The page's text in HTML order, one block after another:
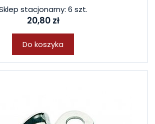
stacjonarny: 6 szt.
20,80 zł
Do koszyka